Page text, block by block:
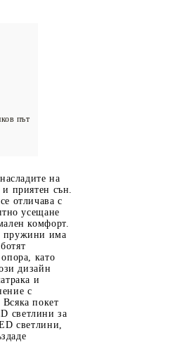
път
на
приятен сън.
отличава с
усещане
комфорт.
пружини има
като
дизайн
и
с
покет
светлини за
светлини,